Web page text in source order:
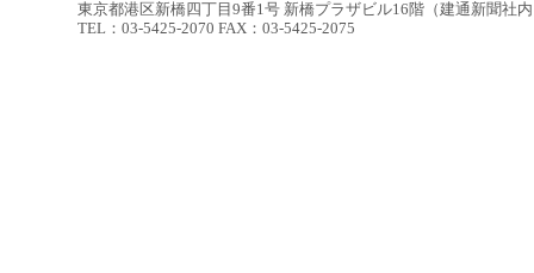
東京都港区新橋四丁目9番1号 新橋プラザビル16階（建通新聞社
TEL：03-5425-2070 FAX：03-5425-2075